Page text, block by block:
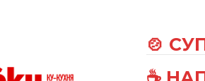
🍲